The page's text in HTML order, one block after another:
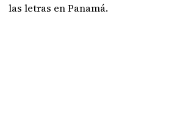
las letras en Panamá.